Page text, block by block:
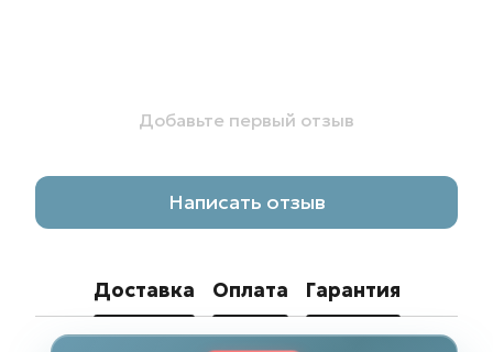
Добавьте первый отзыв
Написать отзыв
Доставка Оплата Гарантия